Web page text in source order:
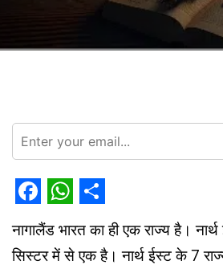
Facebook
WhatsApp
Share
नागालैंड भारत का ही एक राज्य है।
सिस्टर में से एक है। नार्थ ईस्ट के 7